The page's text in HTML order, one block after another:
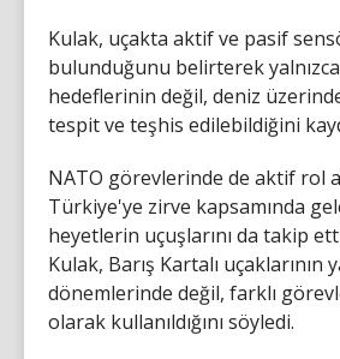
Kulak, uçakta aktif ve pasif
bulunduğunu belirterek
hedeflerinin değil, deniz
tespit ve teşhis edilebildiğini
NATO görevlerinde de aktif rol
Türkiye'ye zirve kapsamında
heyetlerin uçuşlarını da takip
Kulak, Barış Kartalı uçaklarının
dönemlerinde değil, farklı
olarak kullanıldığını söyledi.